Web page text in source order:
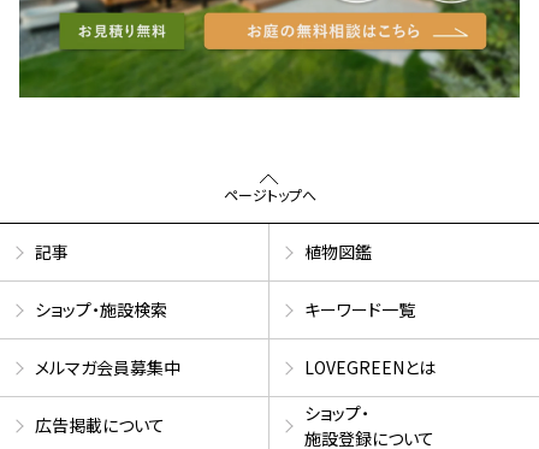
ページトップへ
記事 植物図鑑
ショップ・施設検索 キーワード一覧
メルマガ会員募集中 LOVEGREENとは
広告掲載について
ショップ・
施設登録について